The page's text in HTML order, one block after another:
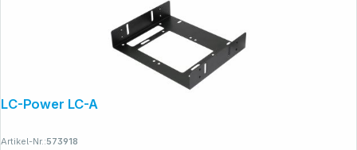
LC-Power LC-ADA-525-35-625
Artikel-Nr.:573918